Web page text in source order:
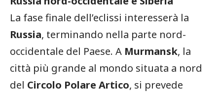
La fase finale dell’eclissi interesserà la
Russia, terminando nella parte nord-
occidentale del Paese. A Murmansk, la
città più grande al mondo situata a nord
del Circolo Polare Artico, si prevede